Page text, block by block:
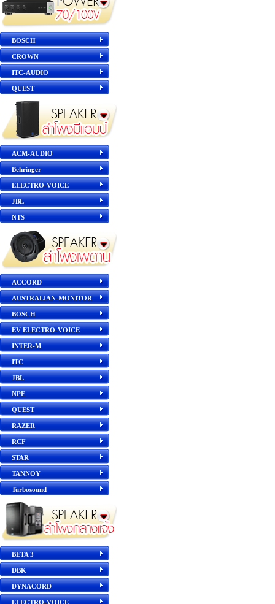
BOSCH
CROWN
ITC-AUDIO
QUEST
ACM-AUDIO
Behringer
ELECTRO-VOICE
JBL
NTS
ACCORD
AUSTRALIAN-MONITOR
BOSCH
EV ELECTRO-VOICE
INTER-M
ITC
JBL
NPE
QUEST
RAZER
RCF
STAR
TANNOY
Turbosound
BETA 3
DBK
DYNACORD
ELECTRO-VOICE